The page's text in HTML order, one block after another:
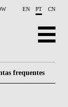
EN PT CN
frequentes